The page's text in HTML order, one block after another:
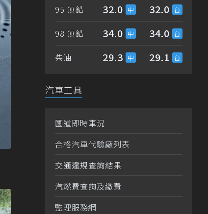
95 無鉛 32.0 32.0
98 無鉛 34.0 34.0
柴油 29.3 29.1
汽車工具
國道即時車況
合格汽車代驗廠列表
交通違規查詢結果
汽燃費查詢及繳費
監理服務網